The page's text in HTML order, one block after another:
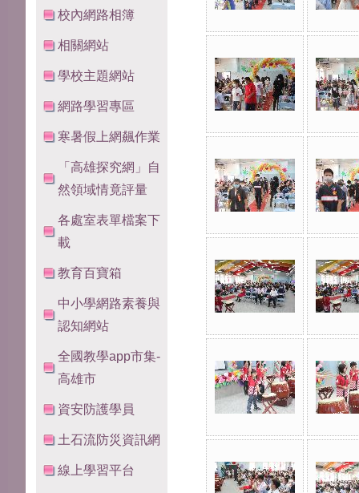
校內網路相簿
相關網站
學校主題網站
網路學習專區
寒暑假上網飆作業
「高雄探究網」自
然領域情竟評量
各處室表單檔案下
載
教育百寶箱
中小學網路素養與
認知網站
全國教學app市集-
高雄市
資安防護學員
土石流防災資訊網
線上學習平台